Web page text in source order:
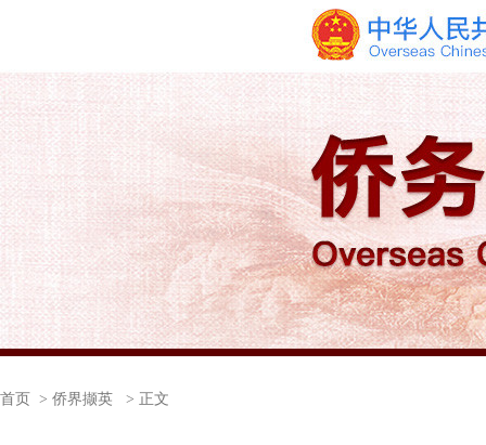
首页 > 侨界撷英 > 正文